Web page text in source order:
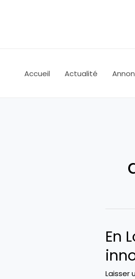
Accueil Actualité
En
Laisser